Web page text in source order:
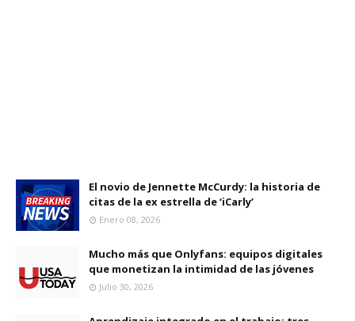
El novio de Jennette McCurdy: la historia de
citas de la ex estrella de ‘iCarly’
Enero 08, 2026
Mucho más que Onlyfans: equipos digitales
que monetizan la intimidad de las jóvenes
Julio 30, 2026